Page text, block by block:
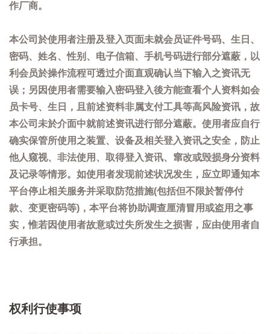
作厂商。
本公司於使用者注册及登入页面未就会员证件号码、生日、
密码、姓名、性别、电子信箱、手机号码进行部分遮蔽，以
利会员於操作流程可透过介面直观确认当下输入之资讯无
误；另因使用者需要输入密码登入後方能查看个人资料如会
员卡号、生日，且前述资料非属支付工具等高风险资讯，故
本公司未於介面中就前述资讯进行部分遮蔽。使用者应自行
确实保管所使用之装置、设备及相关登入资讯之安全，防止
他人窥视、非法使用、取得登入资讯、窜改或毁损身分资料
及记录等情形。如使用者发现前述状况发生，应立即通知本
平台停止相关服务并采取防范措施(包括但不限於暂停付
款、变更密码等)，本平台将协助调查厘清冒用或盗用之事
实，惟若因使用者故意或过失所发生之损害，应由使用者自
行承担。
权利行使事项